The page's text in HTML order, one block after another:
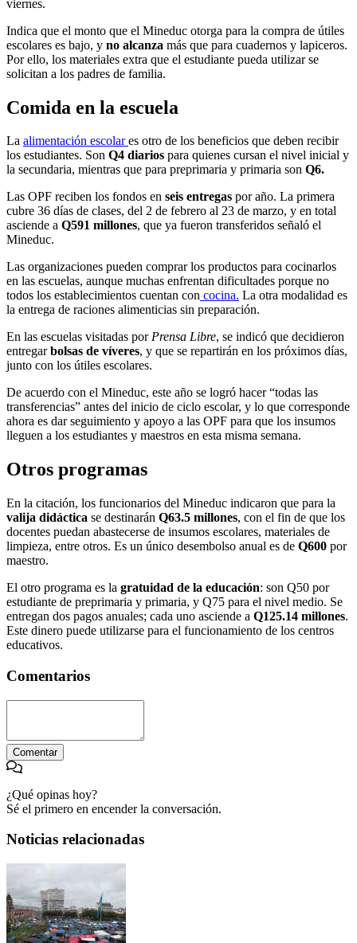
viernes.
Indica que el monto que el Mineduc otorga para la compra de útiles
escolares es bajo, y no alcanza más que para cuadernos y lapiceros.
Por ello, los materiales extra que el estudiante pueda utilizar se
solicitan a los padres de familia.
Comida en la escuela
La alimentación escolares otro de los beneficios que deben recibir
los estudiantes. Son Q4 diarios para quienes cursan el nivel inicial y
la secundaria, mientras que para preprimaria y primaria son Q6.
Las OPF reciben los fondos en seis entregas por año. La primera
cubre 36 días de clases, del 2 de febrero al 23 de marzo, y en total
asciende a Q591 millones, que ya fueron transferidos señaló el
Mineduc.
Las organizaciones pueden comprar los productos para cocinarlos
en las escuelas, aunque muchas enfrentan dificultades porque no
todos los establecimientos cuentan con cocina. La otra modalidad es
la entrega de raciones alimenticias sin preparación.
En las escuelas visitadas porPrensa Libre, se indicó que decidieron
entregarbolsas de víveres, y que se repartirán en los próximos días,
junto con los útiles escolares.
De acuerdo con el Mineduc, este año se logró hacer “todas las
transferencias” antes del inicio de ciclo escolar, y lo que corresponde
ahora es dar seguimiento y apoyo a las OPF para que los insumos
lleguen a los estudiantes y maestros en esta misma semana.
Otros programas
En la citación, los funcionarios del Mineduc indicaron que para la
valija didáctica se destinarán Q63.5 millones, con el fin de que los
docentes puedan abastecerse de insumos escolares, materiales de
limpieza, entre otros. Es un único desembolso anual es de Q600 por
maestro.
El otro programa es la gratuidad de la educación: son Q50 por
estudiante de preprimaria y primaria, y Q75 para el nivel medio. Se
entregan dos pagos anuales; cada uno asciende a Q125.14 millones.
Este dinero puede utilizarse para el funcionamiento de los centros
educativos.
Comentarios
Comentar
¿Qué opinas hoy?
Sé el primero en encender la conversación.
Noticias relacionadas